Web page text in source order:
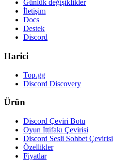
Günlük değişiklikler
İletişim
Docs
Destek
Discord
Harici
Top.gg
Discord Discovery
Ürün
Discord Çeviri Botu
Oyun İttifakı Çevirisi
Discord Sesli Sohbet Çevirisi
Özellikler
Fiyatlar